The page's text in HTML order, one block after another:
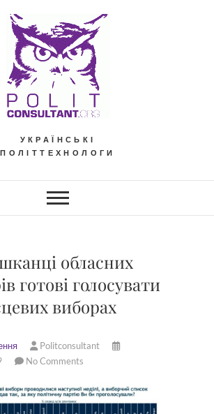
УКРАЇНСЬКІ
ПОЛІТТЕХНОЛОГИ
обласних
готові голосувати
виборах
Politconsultant
No Comments